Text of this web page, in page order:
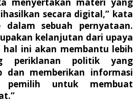
secara digital,” kata
dalam sebuah pernyataan.
kelanjutan dari upaya
hal ini akan membantu lebih
periklanan politik yang
dan memberikan informasi
pemilih untuk membuat